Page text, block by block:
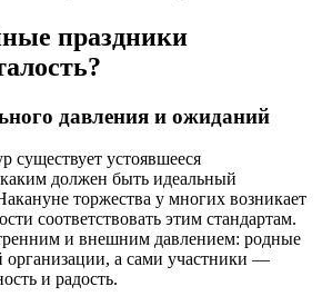
праздники
давления и ожиданий
существует устоявшееся
должен быть идеальный
торжества у многих возникает
соответствовать этим стандартам.
и внешним давлением: родные
организации, а сами участники —
и радость.